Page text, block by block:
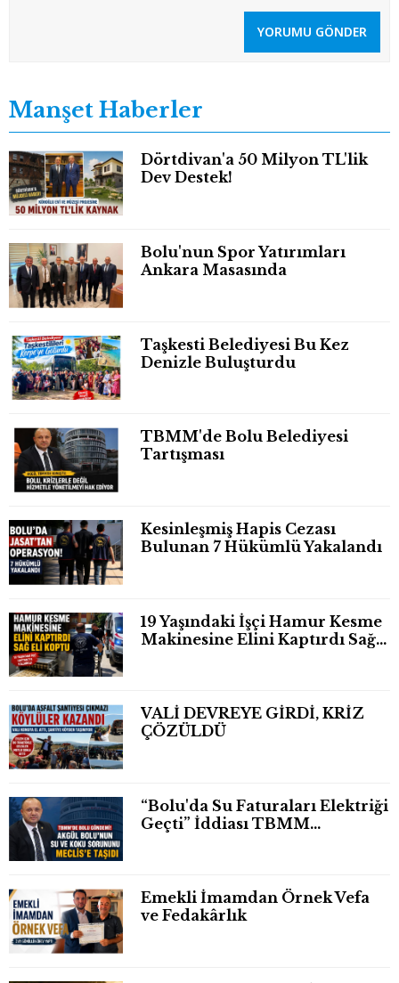
YORUMU GÖNDER
Manşet Haberler
Dörtdivan'a 50 Milyon TL'lik
Dev Destek!
Bolu'nun Spor Yatırımları
Ankara Masasında
Taşkesti Belediyesi Bu Kez
Denizle Buluşturdu
TBMM'de Bolu Belediyesi
Tartışması
Kesinleşmiş Hapis Cezası
Bulunan 7 Hükümlü Yakalandı
19 Yaşındaki İşçi Hamur Kesme
Makinesine Elini Kaptırdı Sağ
VALİ DEVREYE GİRDİ, KRİZ
ÇÖZÜLDÜ
“Bolu'da Su Faturaları Elektriği
Geçti” İddiası TBMM
Emekli İmamdan Örnek Vefa
ve Fedakârlık